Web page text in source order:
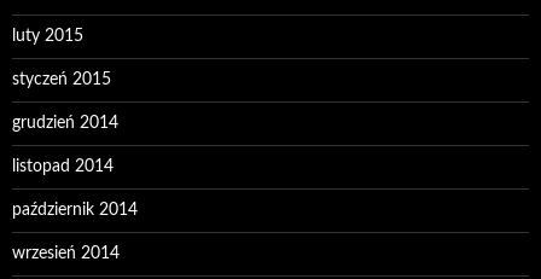
luty 2015
styczeń 2015
grudzień 2014
listopad 2014
październik 2014
wrzesień 2014